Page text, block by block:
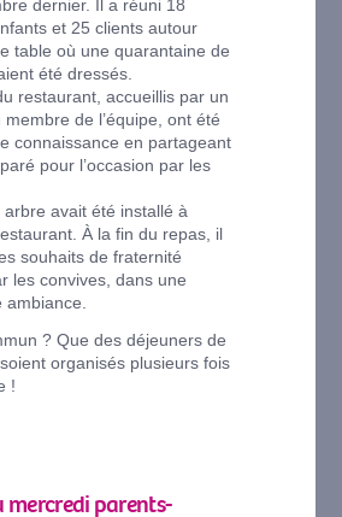
dernier. Il a réuni 18
et 25 clients autour
table où une quarantaine de
été dressés.
restaurant, accueillis par un
de l’équipe, ont été
connaissance en partageant
pour l’occasion par les
arbre avait été installé à
À la fin du repas, il
souhaits de fraternité
les convives, dans une
ambiance.
? Que des déjeuners de
organisés plusieurs fois
!
mercredi parents-